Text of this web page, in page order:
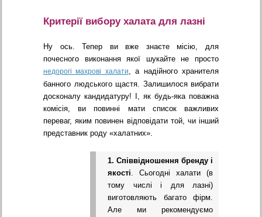
Критерії вибору халата для лазні
Ну ось. Тепер ви вже знаєте місію, для
почесного виконання якої шукайте не просто
недорогі махрові халати, а надійного хранителя
банного людського щастя. Залишилося вибрати
досконалу кандидатуру! І, як будь-яка поважна
комісія, ви повинні мати список важливих
переваг, яким повинен відповідати той, чи інший
представник роду «халатних».
1. Співвідношення бренду і
якості. Сьогодні халати (в
тому числі і для лазні)
виготовляють багато фірм.
Але ми рекомендуємо